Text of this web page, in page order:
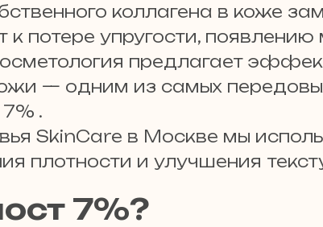
коллагена в коже
к потере упругости,
предлагает
— одним из самых
.
SkinCare в Москве мы
плотности и улучшения
7%?